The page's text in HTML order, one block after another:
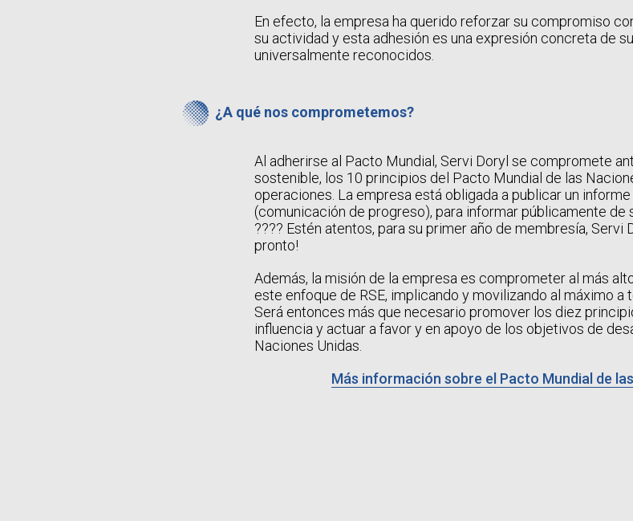
En efecto, la empresa ha querido reforzar su compromiso
su actividad y esta adhesión es una expresión concreta de
universalmente reconocidos.
¿A qué nos comprometemos?
Al adherirse al Pacto Mundial, Servi Doryl se compromete
sostenible, los 10 principios del Pacto Mundial de las
operaciones. La empresa está obligada a publicar un informe
(comunicación de progreso), para informar públicamente de
???? Estén atentos, para su primer año de membresía, Servi
pronto!
Además, la misión de la empresa es comprometer al más
este enfoque de RSE, implicando y movilizando al máximo a
Será entonces más que necesario promover los diez
influencia y actuar a favor y en apoyo de los objetivos de
Naciones Unidas.
Más información sobre el Pacto Mundial de